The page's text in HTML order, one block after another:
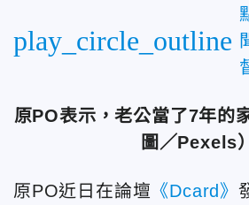
play_circle_outline
原PO表示，老公當了7年的
圖／Pexels）
原PO近日在論壇 《Dcard》